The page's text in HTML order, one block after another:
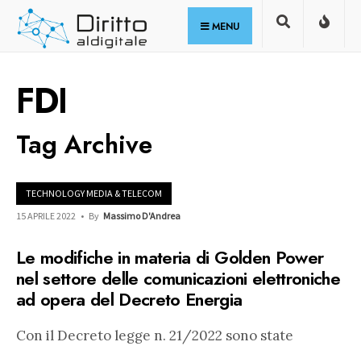
Skip
MENU
FDI
Tag Archive
TECHNOLOGY MEDIA & TELECOM
15 APRILE 2022 • By Massimo D'Andrea
Le modifiche in materia di Golden Power
nel settore delle comunicazioni elettroniche
ad opera del Decreto Energia
Con il Decreto legge n. 21/2022 sono state